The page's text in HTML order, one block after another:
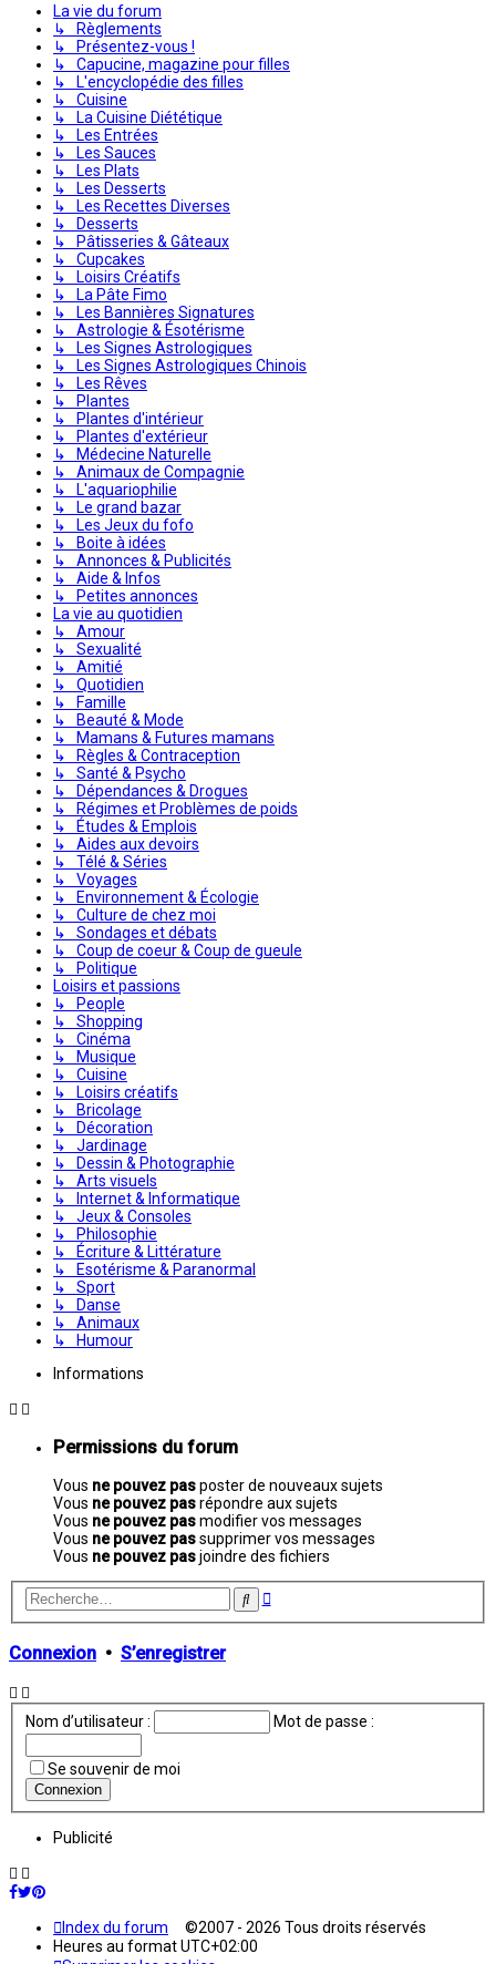
La vie du forum
↳ Règlements
↳ Présentez-vous !
↳ Capucine, magazine pour filles
↳ L'encyclopédie des filles
↳ Cuisine
↳ La Cuisine Diététique
↳ Les Entrées
↳ Les Sauces
↳ Les Plats
↳ Les Desserts
↳ Les Recettes Diverses
↳ Desserts
↳ Pâtisseries & Gâteaux
↳ Cupcakes
↳ Loisirs Créatifs
↳ La Pâte Fimo
↳ Les Bannières Signatures
↳ Astrologie & Ésotérisme
↳ Les Signes Astrologiques
↳ Les Signes Astrologiques Chinois
↳ Les Rêves
↳ Plantes
↳ Plantes d'intérieur
↳ Plantes d'extérieur
↳ Médecine Naturelle
↳ Animaux de Compagnie
↳ L'aquariophilie
↳ Le grand bazar
↳ Les Jeux du fofo
↳ Boite à idées
↳ Annonces & Publicités
↳ Aide & Infos
↳ Petites annonces
La vie au quotidien
↳ Amour
↳ Sexualité
↳ Amitié
↳ Quotidien
↳ Famille
↳ Beauté & Mode
↳ Mamans & Futures mamans
↳ Règles & Contraception
↳ Santé & Psycho
↳ Dépendances & Drogues
↳ Régimes et Problèmes de poids
↳ Études & Emplois
↳ Aides aux devoirs
↳ Télé & Séries
↳ Voyages
↳ Environnement & Écologie
↳ Culture de chez moi
↳ Sondages et débats
↳ Coup de coeur & Coup de gueule
↳ Politique
Loisirs et passions
↳ People
↳ Shopping
↳ Cinéma
↳ Musique
↳ Cuisine
↳ Loisirs créatifs
↳ Bricolage
↳ Décoration
↳ Jardinage
↳ Dessin & Photographie
↳ Arts visuels
↳ Internet & Informatique
↳ Jeux & Consoles
↳ Philosophie
↳ Écriture & Littérature
↳ Esotérisme & Paranormal
↳ Sport
↳ Danse
↳ Animaux
↳ Humour
Informations
Permissions du forum
Vous ne pouvez pasposter de nouveaux sujets
Vous ne pouvez pasrépondre aux sujets
Vous ne pouvez pasmodifier vos messages
Vous ne pouvez passupprimer vos messages
Vous ne pouvez pasjoindre des fichiers
Rechercher
Recherche
Connexion • S’enregistrer
Nom d’utilisateur : Mot de passe :
Se souvenir de moi
Publicité
Index du forum ©2007 - 2026 Tous droits réservés
Heures au formatUTC+02:00